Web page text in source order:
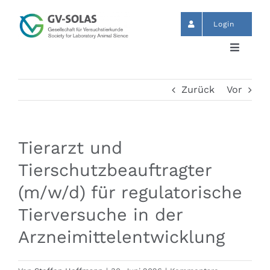
Inhalt
springen
Login
Toggle
Start
GV-SOLAS
Publikationen
Zurück Vor
Tierarzt und
Tierschutzbeauftragter
(m/w/d) für regulatorische
Tierversuche in der
Arzneimittelentwicklung